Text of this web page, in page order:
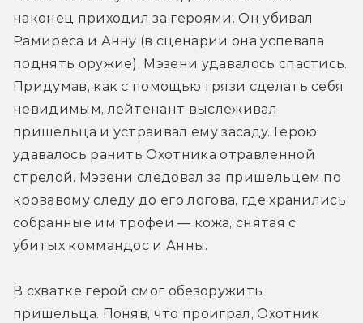
наконец приходил за героями. Он убивал
Рамиреса и Анну (в сценарии она успевала
поднять оружие), Мэзени удавалось спастись.
Придумав, как с помощью грязи сделать себя
невидимым, лейтенант выслеживал
пришельца и устраивал ему засаду. Герою
удавалось ранить Охотника отравленной
стрелой. Мэзени следовал за пришельцем по
кровавому следу до его логова, где хранились
собранные им трофеи — кожа, снятая с
убитых коммандос и Анны.
В схватке герой смог обезоружить
пришельца. Поняв, что проиграл, Охотник